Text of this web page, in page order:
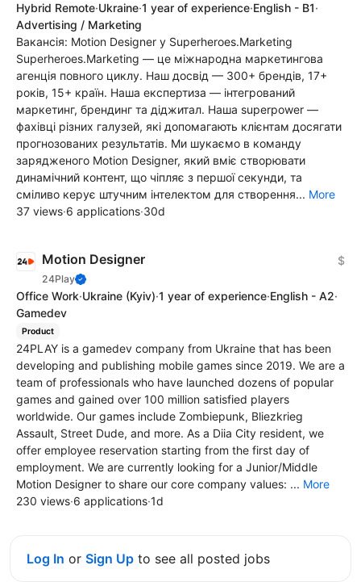
Hybrid Remote·Ukraine·1 year of experience·English - B1·
Advertising / Marketing
Вакансія: Motion Designer у Superheroes.Marketing
Superheroes.Marketing — це міжнародна маркетингова
агенція повного циклу. Наш досвід — 300+ брендів, 17+
років, 15+ країн. Наша експертиза — інтегрований
маркетинг, брендинг та діджитал. Наша superpower —
фахівці різних галузей, які допомагають клієнтам досягати
прогнозованих результатів. Ми шукаємо в команду
зарядженого Motion Designer, який вміє створювати
динамічний контент, що чіпляє з першої секунди, та
сміливо керує штучним інтелектом для створення... More
37 views·6 applications·30d
Motion Designer
24Play
$
Office Work·Ukraine (Kyiv)·1 year of experience·English - A2·
Gamedev
Product
24PLAY is a gamedev company from Ukraine that has been
developing and publishing mobile games since 2019. We are a
team of professionals who have launched dozens of popular
games and gained over 100 million satisfied players
worldwide. Our games include Zombiepunk, Bliezkrieg
Assault, Street Dude, and more. As a Diia City resident, we
offer employee reservation starting from the first day of
employment. We are currently looking for a Junior/Middle
Motion Designer to share our core company values: ... More
230 views·6 applications·1d
Log In or Sign Up to see all posted jobs